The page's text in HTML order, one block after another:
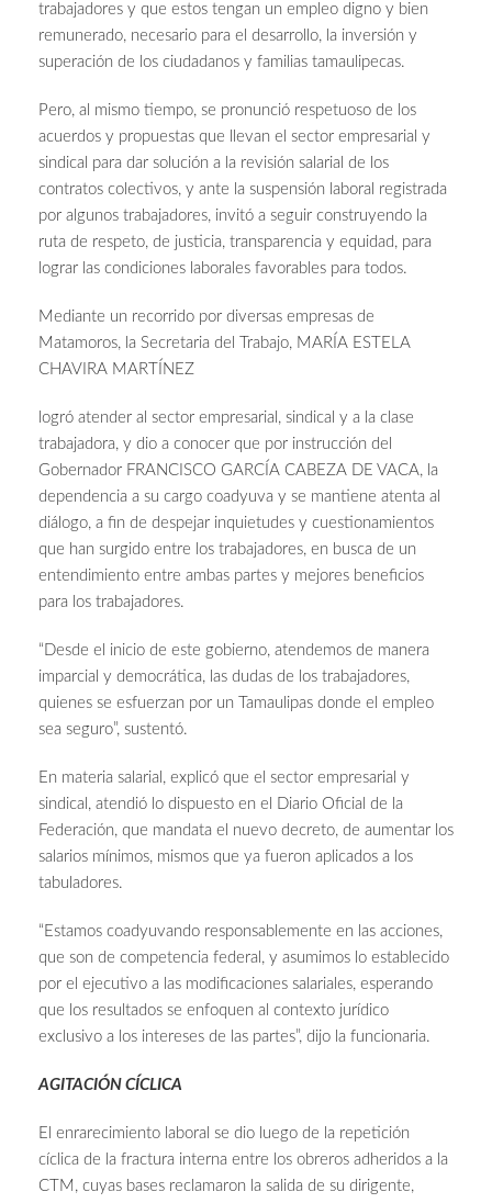
trabajadores y que estos tengan un empleo digno y bien
remunerado, necesario para el desarrollo, la inversión y
superación de los ciudadanos y familias tamaulipecas.
Pero, al mismo tiempo, se pronunció respetuoso de los
acuerdos y propuestas que llevan el sector empresarial y
sindical para dar solución a la revisión salarial de los
contratos colectivos, y ante la suspensión laboral registrada
por algunos trabajadores, invitó a seguir construyendo la
ruta de respeto, de justicia, transparencia y equidad, para
lograr las condiciones laborales favorables para todos.
Mediante un recorrido por diversas empresas de
Matamoros, la Secretaria del Trabajo, MARÍA ESTELA
CHAVIRA MARTÍNEZ
logró atender al sector empresarial, sindical y a la clase
trabajadora, y dio a conocer que por instrucción del
Gobernador FRANCISCO GARCÍA CABEZA DE VACA, la
dependencia a su cargo coadyuva y se mantiene atenta al
diálogo, a fin de despejar inquietudes y cuestionamientos
que han surgido entre los trabajadores, en busca de un
entendimiento entre ambas partes y mejores beneficios
para los trabajadores.
“Desde el inicio de este gobierno, atendemos de manera
imparcial y democrática, las dudas de los trabajadores,
quienes se esfuerzan por un Tamaulipas donde el empleo
sea seguro”, sustentó.
En materia salarial, explicó que el sector empresarial y
sindical, atendió lo dispuesto en el Diario Oficial de la
Federación, que mandata el nuevo decreto, de aumentar los
salarios mínimos, mismos que ya fueron aplicados a los
tabuladores.
“Estamos coadyuvando responsablemente en las acciones,
que son de competencia federal, y asumimos lo establecido
por el ejecutivo a las modificaciones salariales, esperando
que los resultados se enfoquen al contexto jurídico
exclusivo a los intereses de las partes”, dijo la funcionaria.
AGITACIÓN CÍCLICA
El enrarecimiento laboral se dio luego de la repetición
cíclica de la fractura interna entre los obreros adheridos a la
CTM, cuyas bases reclamaron la salida de su dirigente,